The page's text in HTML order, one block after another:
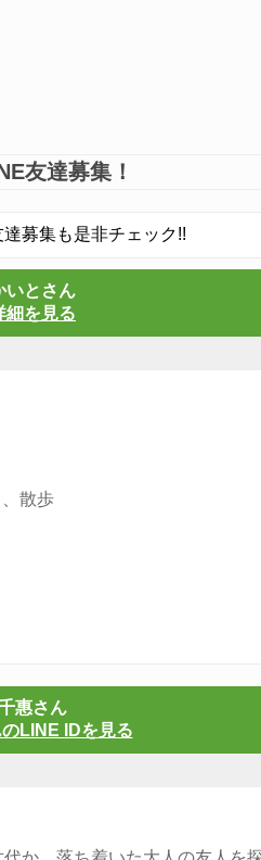
友達募集！
募集も是非チェック!!
いとさん
細を見る
散歩
惠さん
LINE IDを見る